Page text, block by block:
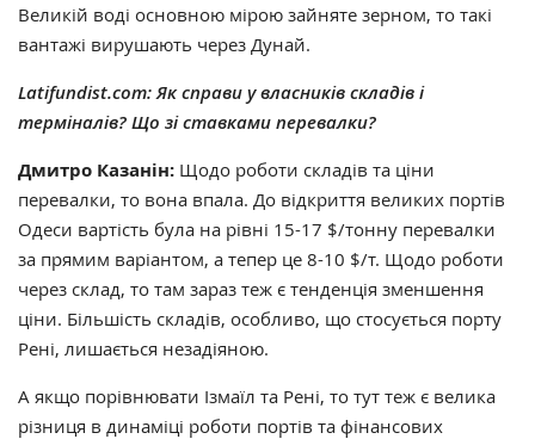
Великій воді основною мірою зайняте зерном, то такі
вантажі вирушають через Дунай.
Latifundist.com:Як справи у власників складів і
терміналів? Що зі ставками перевалки?
Дмитро Казанін: Щодо роботи складів та ціни
перевалки, то вона впала. До відкриття великих портів
Одеси вартість була на рівні 15-17 $/тонну перевалки
за прямим варіантом, а тепер це 8-10 $/т. Щодо роботи
через склад, то там зараз теж є тенденція зменшення
ціни. Більшість складів, особливо, що стосується порту
Рені, лишається незадіяною.
А якщо порівнювати Ізмаїл та Рені, то тут теж є велика
різниця в динаміці роботи портів та фінансових